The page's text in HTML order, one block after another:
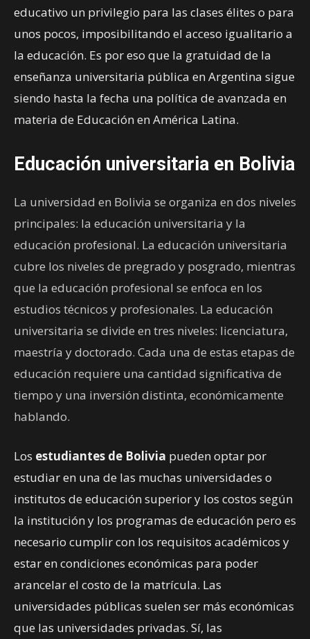
educativo un privilegio para las clases élites o para
unos pocos, imposibilitando el acceso igualitario a
la educación. Es por eso que la gratuidad de la
enseñanza universitaria pública en Argentina sigue
siendo hasta la fecha una política de avanzada en
materia de Educación en América Latina.
Educación universitaria en Bolivia
La universidad en Bolivia se organiza en dos niveles
principales: la educación universitaria y la
educación profesional. La educación universitaria
cubre los niveles de pregrado y posgrado, mientras
que la educación profesional se enfoca en los
estudios técnicos y profesionales. La educación
universitaria se divide en tres niveles: licenciatura,
maestría y doctorado. Cada una de estas etapas de
educación requiere una cantidad significativa de
tiempo y una inversión distinta, económicamente
hablando.
Los estudiantes de Bolivia pueden optar por
estudiar en una de las muchas universidades o
institutos de educación superior y los costos según
la institución y los programas de educación pero es
necesario cumplir con los requisitos académicos y
estar en condiciones económicas para poder
arancelar el costo de la matrícula. Las
universidades públicas suelen ser más económicas
que las universidades privadas. Sí, las